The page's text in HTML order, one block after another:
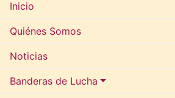
Inicio
Quiénes Somos
Noticias
Banderas de Lucha